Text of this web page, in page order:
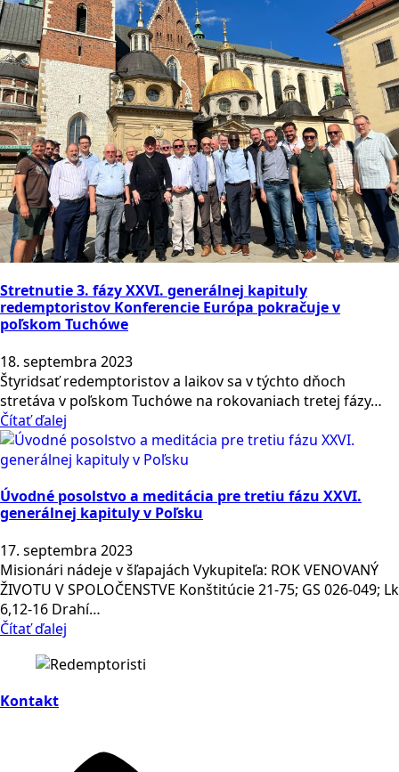
Stretnutie 3. fázy XXVI. generálnej kapituly
redemptoristov Konferencie Európa pokračuje v
poľskom Tuchówe
18. septembra 2023
Štyridsať redemptoristov a laikov sa v týchto dňoch
stretáva v poľskom Tuchówe na rokovaniach tretej fázy…
Čítať ďalej
Úvodné posolstvo a meditácia pre tretiu fázu XXVI.
generálnej kapituly v Poľsku
17. septembra 2023
Misionári nádeje v šľapajách Vykupiteľa: ROK VENOVANÝ
ŽIVOTU V SPOLOČENSTVE Konštitúcie 21-75; GS 026-049; Lk
6,12-16 Drahí…
Čítať ďalej
Kontakt